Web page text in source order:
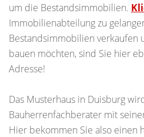
um die Bestandsimmobilien.
Immobilienabteilung zu
Bestandsimmobilien verkaufen
bauen möchten, sind Sie hier
Adresse!
Das Musterhaus in Duisburg
Bauherrenfachberater mit
Hier bekommen Sie also einen